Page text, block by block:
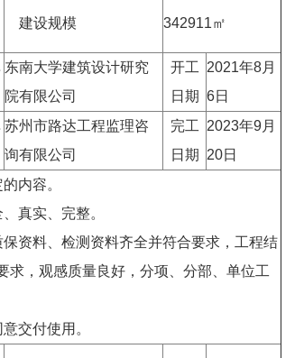
建设规模 342911㎡
东南大学建筑设计研究
院有限公司
开工
日期
2021年8月
6日
苏州市路达工程监理咨
询有限公司
完工
日期
2023年9月
20日
内容。
真实、完整。
资料、检测资料齐全并符合要求，工程结
求，观感质量良好，分项、分部、单位工
交付使用。